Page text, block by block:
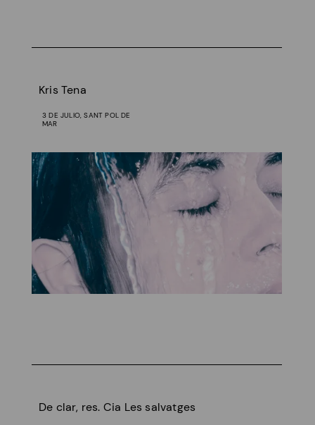
Kris Tena
3 DE JULIO, SANT POL DE
MAR
De clar, res. Cia Les salvatges